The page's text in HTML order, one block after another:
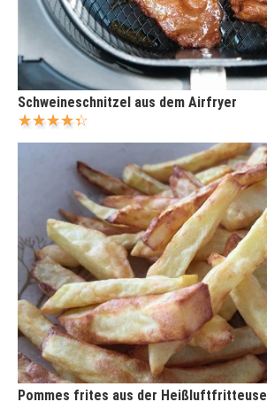
Schweineschnitzel aus dem Airfryer
Pommes frites aus der Heißluftfritteuse